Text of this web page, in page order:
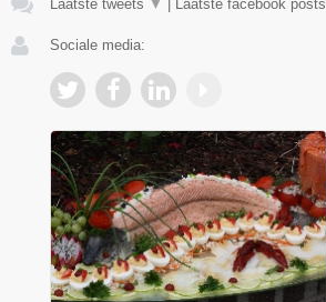
Laatste tweets ▼ Laatste facebook posts
Sociale media: